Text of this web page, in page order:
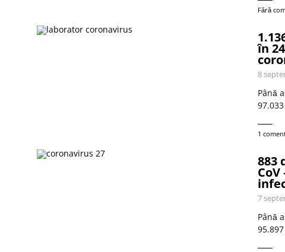
Fără
în
8
Până
1
883
7
Până